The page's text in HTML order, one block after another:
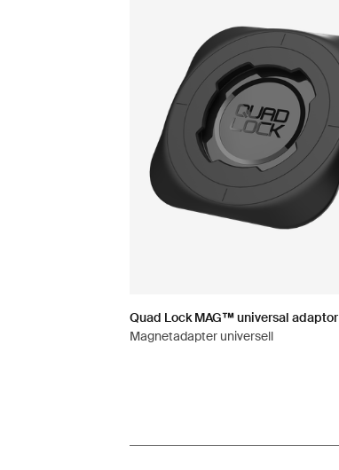
Quad Lock MAG™ universal adaptor
Magnetadapter universell